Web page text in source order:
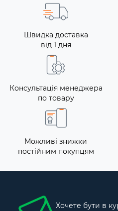
Швидка доставка
від 1 дня
Консультація менеджера
по товару
Можливі знижки
постійним покупцям
Хочете бути в